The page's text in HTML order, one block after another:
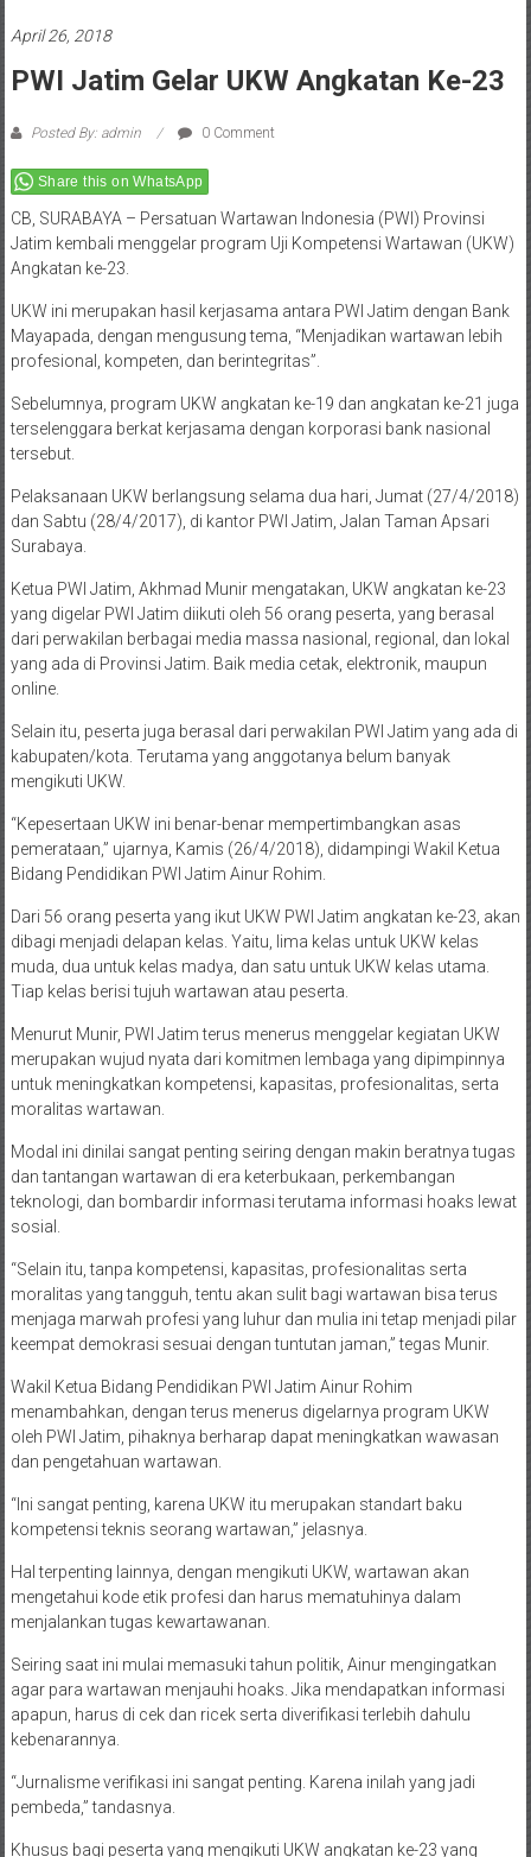
April 26, 2018
PWI Jatim Gelar UKW Angkatan Ke-23
Posted By: admin 0 Comment
Share this on WhatsApp
CB, SURABAYA – Persatuan Wartawan Indonesia (PWI) Provinsi
Jatim kembali menggelar program Uji Kompetensi Wartawan (UKW)
Angkatan ke-23.
UKW ini merupakan hasil kerjasama antara PWI Jatim dengan Bank
Mayapada, dengan mengusung tema, “Menjadikan wartawan lebih
profesional, kompeten, dan berintegritas”.
Sebelumnya, program UKW angkatan ke-19 dan angkatan ke-21 juga
terselenggara berkat kerjasama dengan korporasi bank nasional
tersebut.
Pelaksanaan UKW berlangsung selama dua hari, Jumat (27/4/2018)
dan Sabtu (28/4/2017), di kantor PWI Jatim, Jalan Taman Apsari
Surabaya.
Ketua PWI Jatim, Akhmad Munir mengatakan, UKW angkatan ke-23
yang digelar PWI Jatim diikuti oleh 56 orang peserta, yang berasal
dari perwakilan berbagai media massa nasional, regional, dan lokal
yang ada di Provinsi Jatim. Baik media cetak, elektronik, maupun
online.
Selain itu, peserta juga berasal dari perwakilan PWI Jatim yang ada di
kabupaten/kota. Terutama yang anggotanya belum banyak
mengikuti UKW.
“Kepesertaan UKW ini benar-benar mempertimbangkan asas
pemerataan,” ujarnya, Kamis (26/4/2018), didampingi Wakil Ketua
Bidang Pendidikan PWI Jatim Ainur Rohim.
Dari 56 orang peserta yang ikut UKW PWI Jatim angkatan ke-23, akan
dibagi menjadi delapan kelas. Yaitu, lima kelas untuk UKW kelas
muda, dua untuk kelas madya, dan satu untuk UKW kelas utama.
Tiap kelas berisi tujuh wartawan atau peserta.
Menurut Munir, PWI Jatim terus menerus menggelar kegiatan UKW
merupakan wujud nyata dari komitmen lembaga yang dipimpinnya
untuk meningkatkan kompetensi, kapasitas, profesionalitas, serta
moralitas wartawan.
Modal ini dinilai sangat penting seiring dengan makin beratnya tugas
dan tantangan wartawan di era keterbukaan, perkembangan
teknologi, dan bombardir informasi terutama informasi hoaks lewat
sosial.
“Selain itu, tanpa kompetensi, kapasitas, profesionalitas serta
moralitas yang tangguh, tentu akan sulit bagi wartawan bisa terus
menjaga marwah profesi yang luhur dan mulia ini tetap menjadi pilar
keempat demokrasi sesuai dengan tuntutan jaman,” tegas Munir.
Wakil Ketua Bidang Pendidikan PWI Jatim Ainur Rohim
menambahkan, dengan terus menerus digelarnya program UKW
oleh PWI Jatim, pihaknya berharap dapat meningkatkan wawasan
dan pengetahuan wartawan.
“Ini sangat penting, karena UKW itu merupakan standart baku
kompetensi teknis seorang wartawan,” jelasnya.
Hal terpenting lainnya, dengan mengikuti UKW, wartawan akan
mengetahui kode etik profesi dan harus mematuhinya dalam
menjalankan tugas kewartawanan.
Seiring saat ini mulai memasuki tahun politik, Ainur mengingatkan
agar para wartawan menjauhi hoaks. Jika mendapatkan informasi
apapun, harus di cek dan ricek serta diverifikasi terlebih dahulu
kebenarannya.
“Jurnalisme verifikasi ini sangat penting. Karena inilah yang jadi
pembeda,” tandasnya.
Khusus bagi peserta yang mengikuti UKW angkatan ke-23 yang